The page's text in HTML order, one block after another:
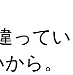
って
ら。